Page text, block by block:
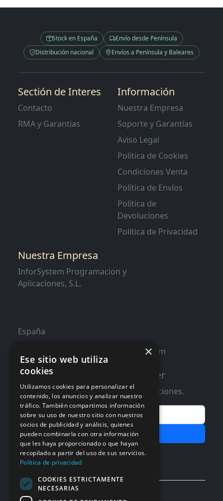
Stock en España
Envío desde Península
Distribución nacional
Envíos a Península y Baleares
Sectión de Interes
Contacto
RMA y Garantias
Información
Nuestra Empresa
Soporte y Garantías
Aviso Legal
Política de Cookies
Condiciones Venta
Política de Envíos
Política de
Devoluciones
Política de Privacidad
Nuestra Empresa
InforSystem Programacion y
Aplicaciones, S.L.
España
contacto@distribucioninformatica.com
Suscribete a nuestro Newsletter
Te informaremos de ofertas y promociones.
Email
Subscribir
Aceptar Politica dePrivacidad
© 2026 InforSystem Programacion y
×
Ese sitio web utiliza
cookies
Utilizamos cookies para personalizar el
contenido, los anuncios y analizar nuestro
tráfico. También compartimos información
sobre su uso de nuestro sitio con nuestros
socios de publicidad y análisis, quienes
pueden combinarla con otra información
que les haya proporcionado o que hayan
recopilado a partir del uso de sus servicios.
Política de privacidad
COOKIES ESTRICTAMENTE
NECESARIAS